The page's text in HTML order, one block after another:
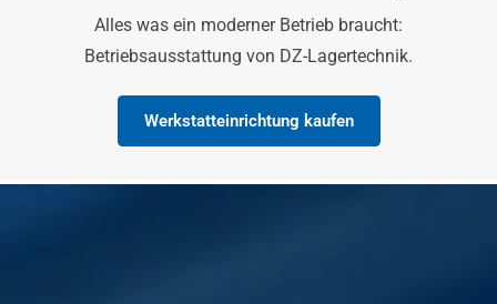
Alles was ein moderner Betrieb braucht:
Betriebsausstattung von DZ-Lagertechnik.
Werkstatteinrichtung kaufen